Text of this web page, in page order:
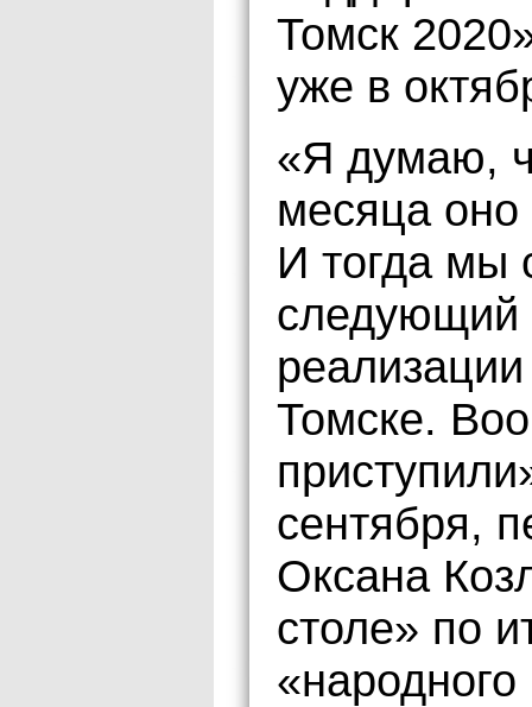
Томск
уже в
«Я думаю,
месяца оно
И тогда мы
следующий
Томске.
сентября,
Оксана
столе» по